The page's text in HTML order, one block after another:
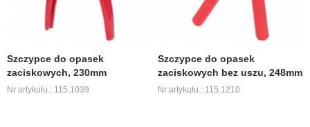
Szczypce do opasek
zaciskowych, 230mm
Nr artykułu.: 115.1039
Szczypce do opasek
zaciskowych bez uszu, 248mm
Nr artykułu.: 115.1210